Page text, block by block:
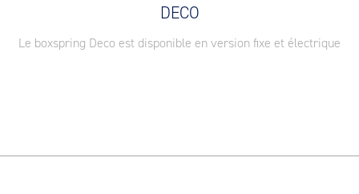
DECO
Le boxspring Deco est disponible en version fixe et électrique